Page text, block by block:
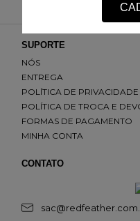
SUPORTE
NÓS
ENTREGA
POLÍTICA DE PRIVACIDADE
POLÍTICA DE TROCA E
FORMAS DE PAGAMENTO
MINHA CONTA
CONTATO